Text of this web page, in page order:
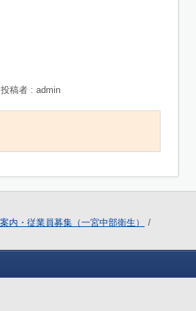
投稿者 : admin
内・従業員募集（一宮中部衛生）